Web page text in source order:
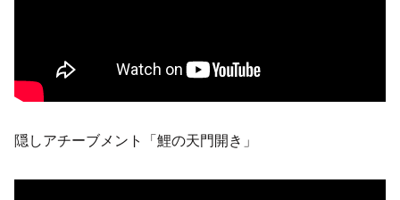
隠しアチーブメント「鯉の天門開き」